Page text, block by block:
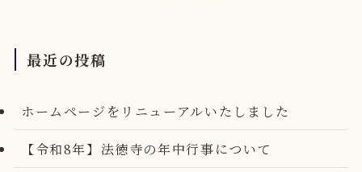
最近の投稿
ホームページをリニューアルいたしました
【令和8年】法徳寺の年中行事について